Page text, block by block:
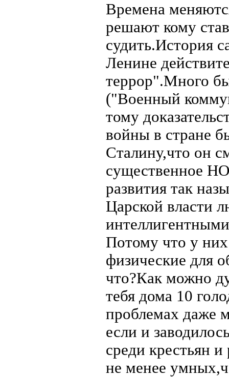
Времена
решают кому
судить.История
Ленине
террор".Много
("Военный
тому
войны в стране
Сталину,что он
существенное
развития так
Царской власти
Потому что у
физические для
что?Как можно
тебя дома 10
проблемах даже
если и
среди крестьян
не менее